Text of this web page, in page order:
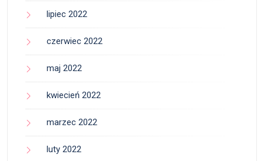
lipiec 2022
czerwiec 2022
maj 2022
kwiecień 2022
marzec 2022
luty 2022